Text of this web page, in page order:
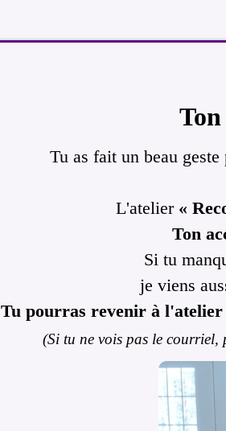
Tu as fait un beau
L'atelier «
Ton
Si tu
je viens
Tu pourras revenir à l'atelier
(Si tu ne vois pas le